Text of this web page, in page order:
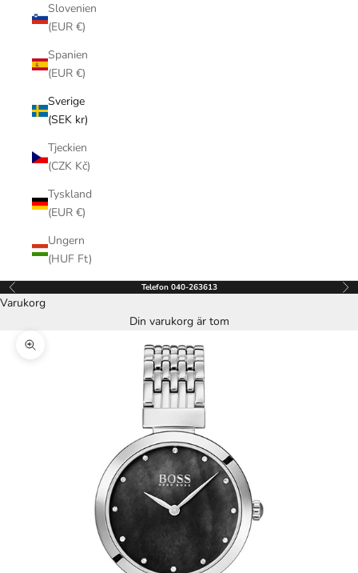
Slovenien
(EUR €)
Spanien
(EUR €)
Sverige
(SEK kr)
Tjeckien
(CZK Kč)
Tyskland
(EUR €)
Ungern
(HUF Ft)
Föregående Telefon 040-263613
Varukorg
Din varukorg är tom
Zooma